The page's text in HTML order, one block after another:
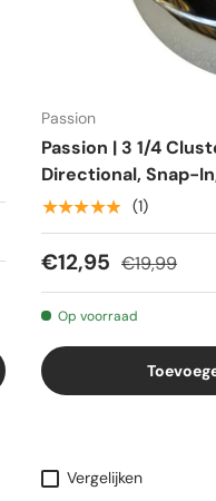
Passion
Passion | 3 1/4
Directional, Snap-
★★★★★ (1)
€12,95 €19,99
Op voorraad
Vergelijken